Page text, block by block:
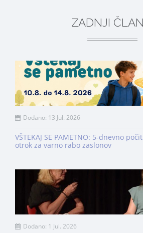
ZADNJI
Dodano: 13 Jul. 2026
VŠTEKAJ SE PAMETNO: 5-dnevno
otrok za varno rabo zaslonov
Dodano: 1 Jul. 2026